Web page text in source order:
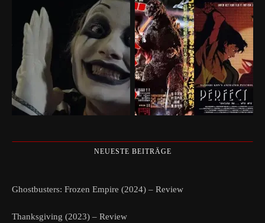
NEUESTE BEITRÄGE
Ghostbusters: Frozen Empire (2024) – Review
Thanksgiving (2023) – Review